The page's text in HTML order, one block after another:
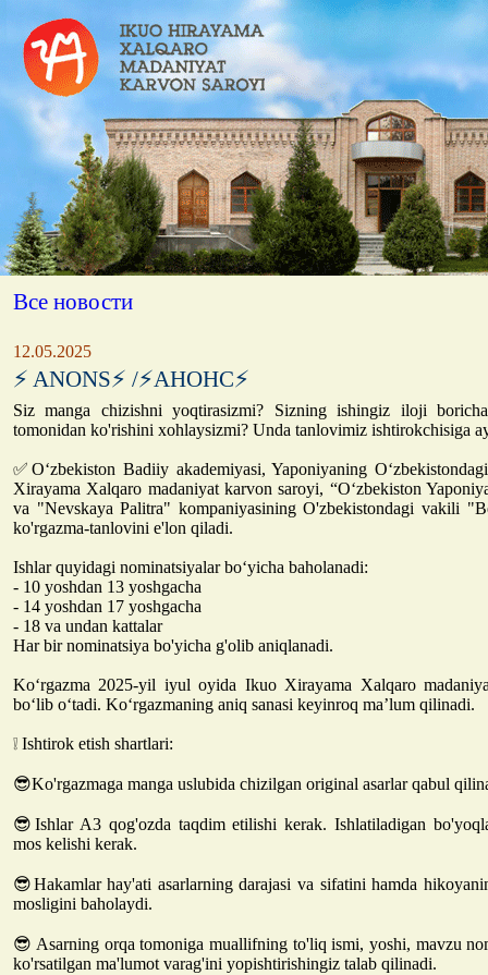
Все новости
12.05.2025
⚡️ ANONS⚡️ /⚡️АНОНС⚡️
Siz manga chizishni yoqtirasizmi? Sizning ishingiz iloji
tomonidan ko'rishini xohlaysizmi? Unda tanlovimiz ishtirokchisiga
✅Oʻzbekiston Badiiy akademiyasi, Yaponiyaning
Xirayama Xalqaro madaniyat karvon saroyi, “Oʻzbekiston
va "Nevskaya Palitra" kompaniyasining O'zbekistondagi vakili
ko'rgazma-tanlovini e'lon qiladi.
Ishlar quyidagi nominatsiyalar bo‘yicha baholanadi:
- 10 yoshdan 13 yoshgacha
- 14 yoshdan 17 yoshgacha
- 18 va undan kattalar
Har bir nominatsiya bo'yicha g'olib aniqlanadi.
Ko‘rgazma 2025-yil iyul oyida Ikuo Xirayama Xalqaro
bo‘lib o‘tadi. Ko‘rgazmaning aniq sanasi keyinroq ma’lum qilinadi.
❕ Ishtirok etish shartlari:
😎Ko'rgazmaga manga uslubida chizilgan original asarlar qabul
😎Ishlar A3 qog'ozda taqdim etilishi kerak. Ishlatiladigan
mos kelishi kerak.
😎Hakamlar hay'ati asarlarning darajasi va sifatini hamda
mosligini baholaydi.
😎 Asarning orqa tomoniga muallifning to'liq ismi, yoshi, mavzu
ko'rsatilgan ma'lumot varag'ini yopishtirishingiz talab qilinadi.